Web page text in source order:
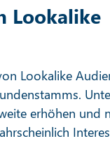
Lookalike
Lookalike
erhöhen und